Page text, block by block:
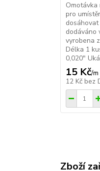
pro
dodáváno
vyrobena
Délka 1
0,020"
15 Kč/m
12 Kč bez
Zboží